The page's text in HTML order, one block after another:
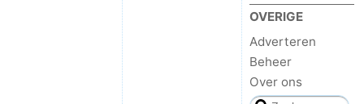
OVERIGE
Adverteren
Beheer
Over ons